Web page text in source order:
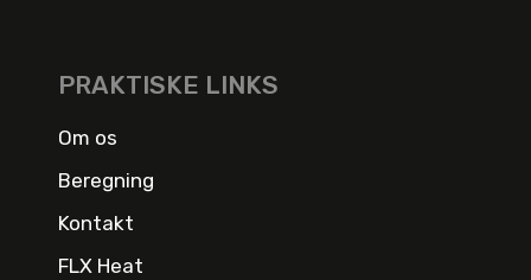
PRAKTISKE LINKS
Om os
Beregning
Kontakt
FLX Heat